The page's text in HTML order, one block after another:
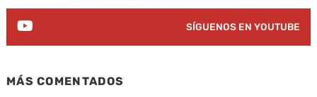
SÍGUENOS EN YOUTUBE
MÁS COMENTADOS